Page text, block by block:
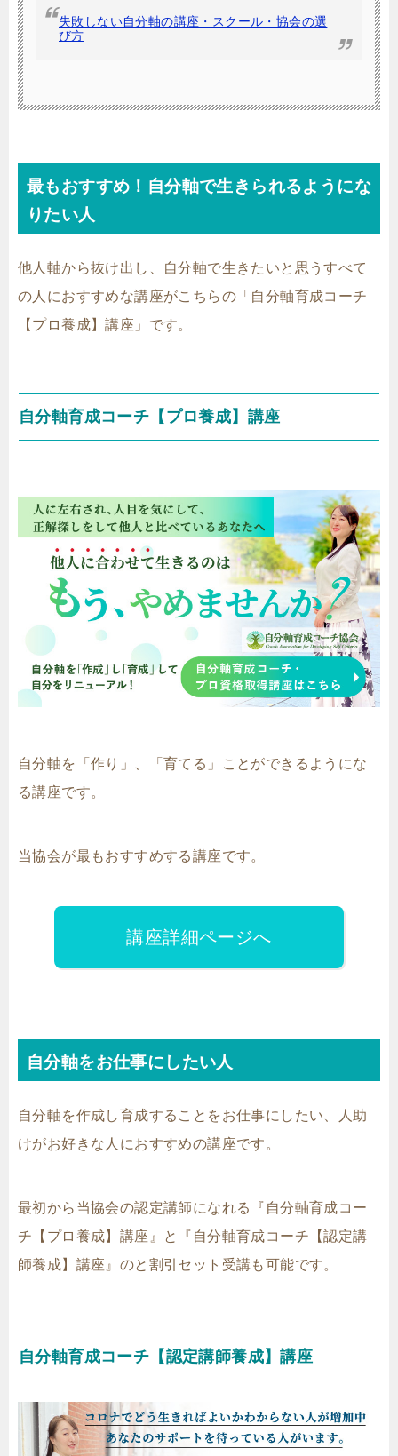
失敗しない自分軸の講座・スクール・協会の選
び方
最もおすすめ！自分軸で生きられるようにな
りたい人
他人軸から抜け出し、自分軸で生きたいと思うすべて
の人におすすめな講座がこちらの「自分軸育成コーチ
【プロ養成】講座」です。
自分軸育成コーチ【プロ養成】講座
自分軸を「作り」、「育てる」ことができるようにな
る講座です。
当協会が最もおすすめする講座です。
講座詳細ページへ
自分軸をお仕事にしたい人
自分軸を作成し育成することをお仕事にしたい、人助
けがお好きな人におすすめの講座です。
最初から当協会の認定講師になれる『自分軸育成コー
チ【プロ養成】講座』と『自分軸育成コーチ【認定講
師養成】講座』のと割引セット受講も可能です。
自分軸育成コーチ【認定講師養成】講座